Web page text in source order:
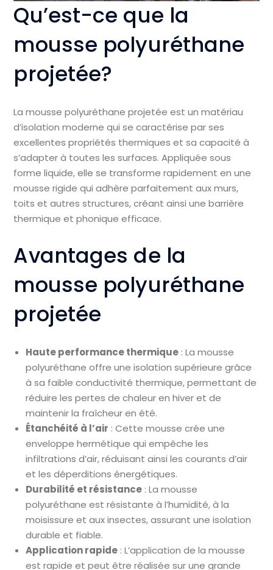
Qu’est-ce que la
mousse polyuréthane
projetée?
La mousse polyuréthane projetée est un matériau
d’isolation moderne qui se caractérise par ses
excellentes propriétés thermiques et sa capacité à
s’adapter à toutes les surfaces. Appliquée sous
forme liquide, elle se transforme rapidement en une
mousse rigide qui adhère parfaitement aux murs,
toits et autres structures, créant ainsi une barrière
thermique et phonique efficace.
Avantages de la
mousse polyuréthane
projetée
Haute performance thermique : La mousse
polyuréthane offre une isolation supérieure grâce
à sa faible conductivité thermique, permettant de
réduire les pertes de chaleur en hiver et de
maintenir la fraîcheur en été.
Étanchéité à l’air : Cette mousse crée une
enveloppe hermétique qui empêche les
infiltrations d’air, réduisant ainsi les courants d’air
et les déperditions énergétiques.
Durabilité et résistance : La mousse
polyuréthane est résistante à l’humidité, à la
moisissure et aux insectes, assurant une isolation
durable et fiable.
Application rapide : L’application de la mousse
est rapide et peut être réalisée sur une grande